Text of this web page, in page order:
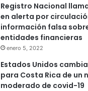
Registro Nacional
en alerta por
información falsa
entidades financieras
enero 5, 2022
Estados Unidos
para Costa Rica de un
moderado de covid-19